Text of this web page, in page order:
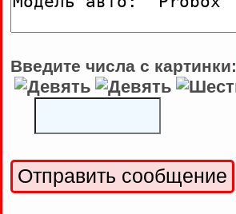
Введите числа с картинки: